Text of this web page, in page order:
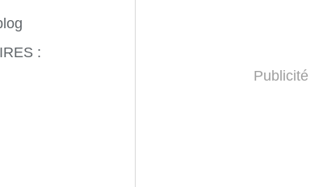
:
Publicité